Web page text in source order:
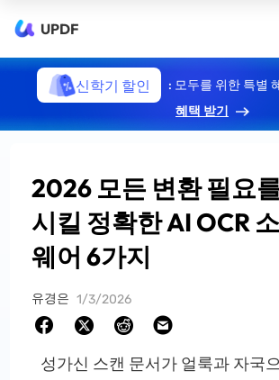
UPDF
신학기 할인
: 모두를 위한 특별
혜택 받기
2026 모든 변환 필요
시킬 정확한 AI OCR
웨어 6가지
유경은 1/3/2026
성가신 스캔 문서가 얼룩과 자국